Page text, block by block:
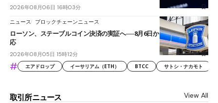
2026年08月06日 16時03分
ニュース ブロックチェーンニュース
ローソン、ステーブルコイン決済の実証へ──8月6日からJPYCやUSDC対
応
2026年08月05日 15時12分
# エアドロップ イーサリアム（ETH） BTCC サトシ・ナカモト
取引所ニュース View All